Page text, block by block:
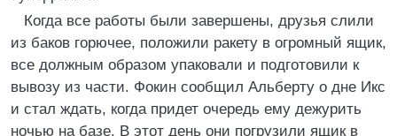
Когда все работы были завершены, друзья слили
из баков горючее, положили ракету в огромный ящик,
все должным образом упаковали и подготовили к
вывозу из части. Фокин сообщил Альберту о дне Икс
и стал ждать, когда придет очередь ему дежурить
ночью на базе. В этот день они погрузили ящик в